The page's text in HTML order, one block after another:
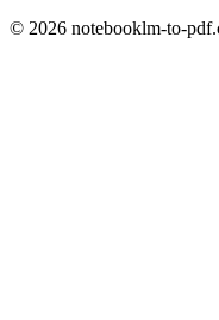
© 2026 notebooklm-to-